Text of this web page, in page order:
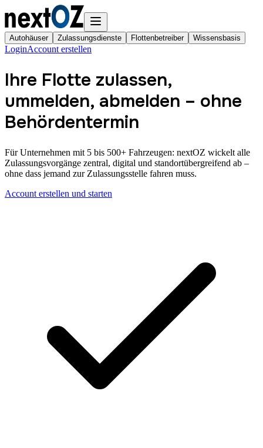
Autohäuser Zulassungsdienste Flottenbetreiber Wissensbasis
LoginAccount erstellen
Ihre Flotte zulassen,
ummelden, abmelden – ohne
Behördentermin
Für Unternehmen mit 5 bis 500+ Fahrzeugen: nextOZ wickelt alle
Zulassungsvorgänge zentral, digital und standortübergreifend ab –
ohne dass jemand zur Zulassungsstelle fahren muss.
Account erstellen und starten